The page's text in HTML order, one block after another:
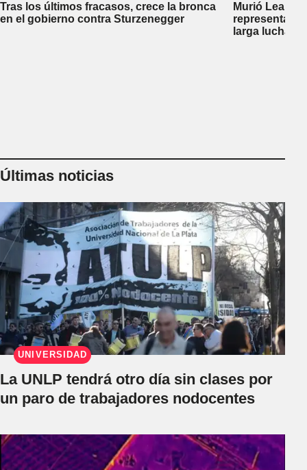
Tras los últimos fracasos, crece la bronca
en el gobierno contra Sturzenegger
Murió
larga lucha
Últimas noticias
UNIVERSIDAD
La UNLP tendrá otro día sin clases por
un paro de trabajadores nodocentes